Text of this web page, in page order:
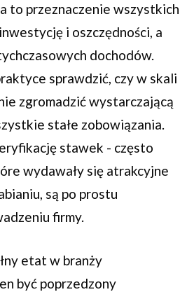
to przeznaczenie wszystkich
i oszczędności, a
dochodów.
sprawdzić, czy w skali
zgromadzić wystarczającą
stałe zobowiązania.
stawek - często
wydawały się atrakcyjne
są po prostu
firmy.
etat w branży
być poprzedzony